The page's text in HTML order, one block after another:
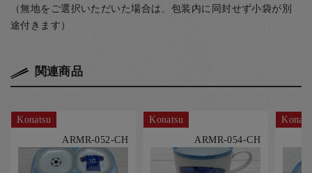
（無地をご選択いただいた場合は、包装内に同封せず小袋が別
途付きます）
関連商品
Konatsu
ARMR-052-CH
Konatsu
ARMR-054-CH